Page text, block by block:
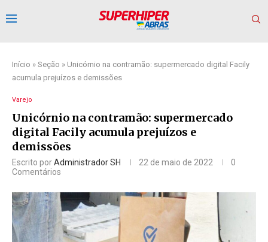
Início » Seção » Unicórnio na contramão: supermercado digital Facily
acumula prejuízos e demissões
Varejo
Unicórnio na contramão: supermercado
digital Facily acumula prejuízos e
demissões
Escrito porAdministrador SH 22 de maio de 2022
0
Comentários